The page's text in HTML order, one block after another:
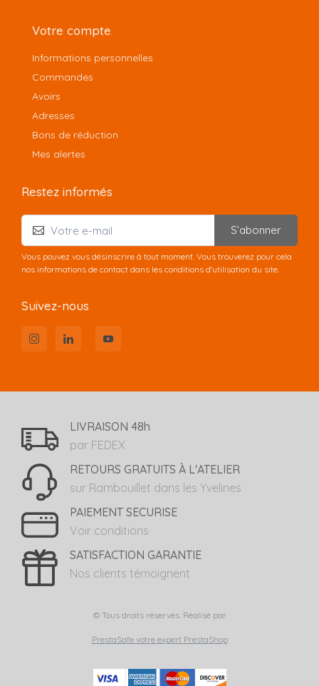
Votre compte
Informations personnelles
Commandes
Avoirs
Adresses
Bons de réduction
Mes alertes
Restez informés
S’abonner
Vous pouvez vous désinscrire à tout moment. Vous trouverez pour cela
nos informations de contact dans les conditions d'utilisation du site.
Suivez-nous
LIVRAISON 48h
par FEDEX
RETOURS GRATUITS À L'ATELIER
sur Rambouillet dans les Yvelines
PAIEMENT SECURISE
Voir conditions
SATISFACTION GARANTIE
Nos clients témoignent
© Tous droits réservés. Réalisé par
PrestaSafe votre expert PrestaShop